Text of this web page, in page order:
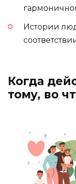
Истории
Когда
тому, во